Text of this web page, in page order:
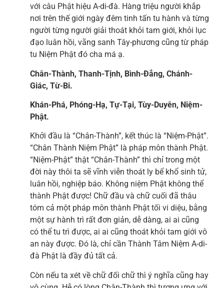
với câu Phật hiệu A-di-đà. Hàng triệu người khắp
nơi trên thế giới ngày đêm tinh tấn tu hành và từng
người từng người giải thoát khỏi tam giới, khỏi lục
đạo luân hồi, vãng sanh Tây-phương cũng từ pháp
tu Niệm Phật đó cha má ạ.
Chân-Thành, Thanh-Tịnh, Bình-Đẳng, Chánh-
Giác, Từ-Bi.
Khán-Phá, Phóng-Hạ, Tự-Tại, Tùy-Duyên, Niệm-
Phật.
Khởi đầu là “Chân-Thành”, kết thúc là “Niệm-Phật”.
“Chân Thành Niệm Phật” là pháp môn thành Phật.
“Niệm-Phật” thật “Chân-Thành” thì chỉ trong một
đời này thôi ta sẽ vĩnh viễn thoát ly bể khổ sinh tử,
luân hồi, nghiệp báo. Không niệm Phật không thể
thành Phật được! Chữ đầu và chữ cuối đã thâu
tóm cả một pháp môn thành Phật tối vi diệu, bằng
một sự hành trì rất đơn giản, dễ dàng, ai ai cũng
có thể tu trì được, ai ai cũng thoát khỏi tam giới vô
an này được. Đó là, chỉ cần Thành Tâm Niệm A-di-
đà Phật là đầy đủ tất cả.
Còn nếu ta xét về chữ đối chữ thì ý nghĩa cũng hay